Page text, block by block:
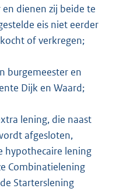
dienen zij beide te
eis niet eerder
of verkregen;
burgemeester en
Dijk en Waard;
lening, die naast
afgesloten,
hypothecaire lening
Combinatielening
Starterslening